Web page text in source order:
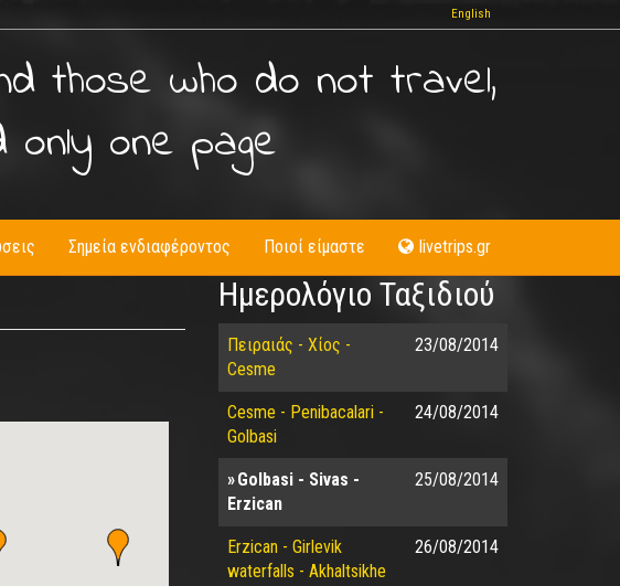
English
those who do not travel,
only one page
Σημεία ενδιαφέροντος Ποιοί είμαστε livetrips.gr
Ημερολόγιο Ταξιδιού
Πειραιάς - Χίος -
Cesme
23/08/2014
Cesme - Penibacalari -
Golbasi
24/08/2014
Golbasi - Sivas -
Erzican
25/08/2014
Erzican - Girlevik
waterfalls - Akhaltsikhe
26/08/2014